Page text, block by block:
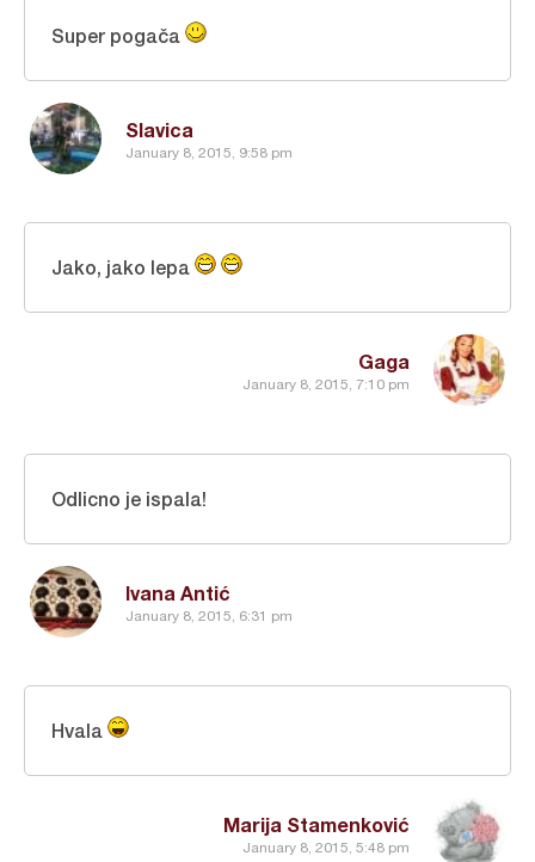
Slavica
January 8, 2015, 9:58 pm
Super pogača
Gaga
January 8, 2015, 7:10 pm
Jako, jako lepa
Ivana Antić
January 8, 2015, 6:31 pm
Odlicno je ispala!
Marija Stamenković
January 8, 2015, 5:48 pm
Hvala